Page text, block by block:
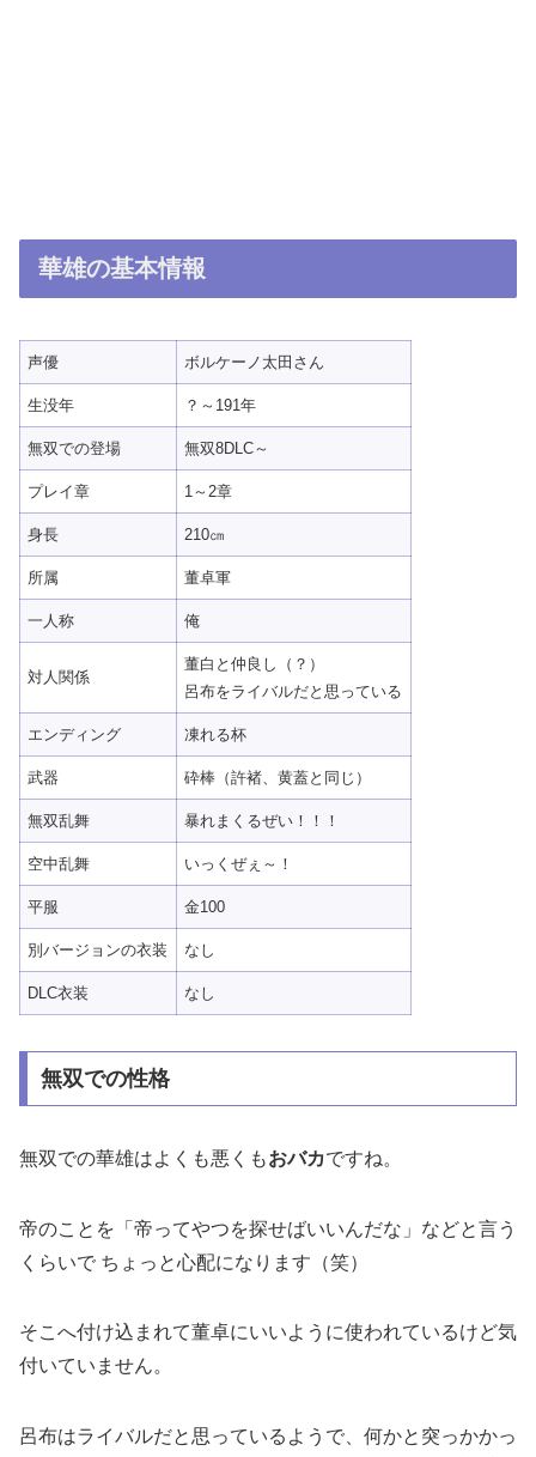
華雄の基本情報
声優 ボルケーノ太田さん
生没年 ？～191年
無双での登場 無双8DLC～
プレイ章 1～2章
身長 210㎝
所属 董卓軍
一人称 俺
対人関係
董白と仲良し（？）
呂布をライバルだと思っている
エンディング 凍れる杯
武器 砕棒（許褚、黄蓋と同じ）
無双乱舞 暴れまくるぜい！！！
空中乱舞 いっくぜぇ～！
平服 金100
別バージョンの衣装 なし
DLC衣装 なし
無双での性格
無双での華雄はよくも悪くもおバカですね。
帝のことを「帝ってやつを探せばいいんだな」などと言う
くらいで ちょっと心配になります（笑）
そこへ付け込まれて董卓にいいように使われているけど気
付いていません。
呂布はライバルだと思っているようで、何かと突っかかっ